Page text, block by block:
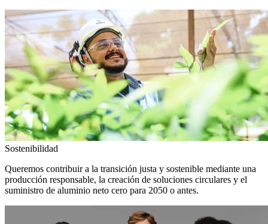
Sostenibilidad
Queremos contribuir a la transición justa y sostenible mediante una
producción responsable, la creación de soluciones circulares y el
suministro de aluminio neto cero para 2050 o antes.